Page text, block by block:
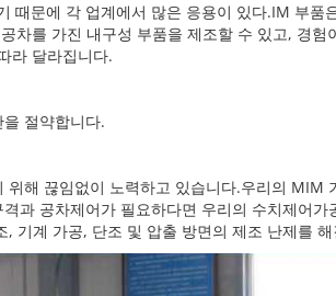
문에 각 업계에서 많은 응용이 있다.IM 부
차를 가진 내구성 부품을 제조할 수 있고, 경
라 달라집니다.
절약합니다.
해 끊임없이 노력하고 있습니다.우리의
과 공차제어가 필요하다면 우리의 수치제어
기계 가공, 단조 및 압출 방면의 제조 난제를